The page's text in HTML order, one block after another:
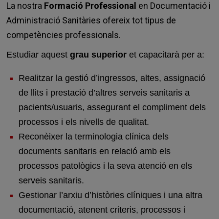
La nostra Formació Professional en Documentació i
Administració Sanitàries ofereix tot tipus de
competències professionals.
Estudiar aquestgrau superior et capacitarà per a:
Realitzar la gestió d’ingressos, altes, assignació
de llits i prestació d’altres serveis sanitaris a
pacients/usuaris, assegurant el compliment dels
processos i els nivells de qualitat.
Reconèixer la terminologia clínica dels
documents sanitaris en relació amb els
processos patològics i la seva atenció en els
serveis sanitaris.
Gestionar l’arxiu d’històries clíniques i una altra
documentació, atenent criteris, processos i